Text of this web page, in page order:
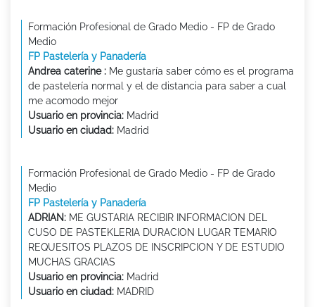
Formación Profesional de Grado Medio - FP de Grado
Medio
FP Pastelería y Panadería
Andrea caterine : Me gustaría saber cómo es el programa
de pastelería normal y el de distancia para saber a cual
me acomodo mejor
Usuario en provincia: Madrid
Usuario en ciudad: Madrid
Formación Profesional de Grado Medio - FP de Grado
Medio
FP Pastelería y Panadería
ADRIAN: ME GUSTARIA RECIBIR INFORMACION DEL
CUSO DE PASTEKLERIA DURACION LUGAR TEMARIO
REQUESITOS PLAZOS DE INSCRIPCION Y DE ESTUDIO
MUCHAS GRACIAS
Usuario en provincia: Madrid
Usuario en ciudad: MADRID